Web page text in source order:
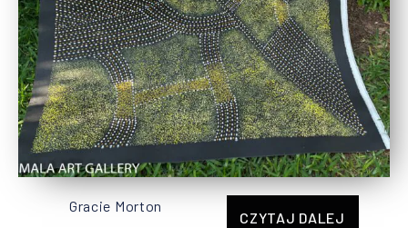
Gracie Morton
CZYTAJ DALEJ